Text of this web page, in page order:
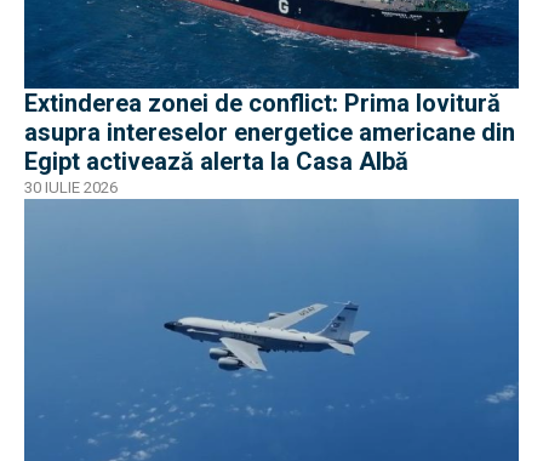
Extinderea zonei de conflict: Prima lovitură
asupra intereselor energetice americane din
Egipt activează alerta la Casa Albă
30 IULIE 2026